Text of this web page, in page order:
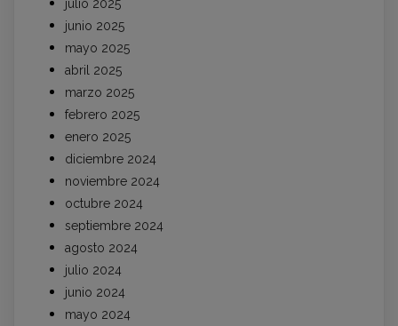
julio 2025
junio 2025
mayo 2025
abril 2025
marzo 2025
febrero 2025
enero 2025
diciembre 2024
noviembre 2024
octubre 2024
septiembre 2024
agosto 2024
julio 2024
junio 2024
mayo 2024